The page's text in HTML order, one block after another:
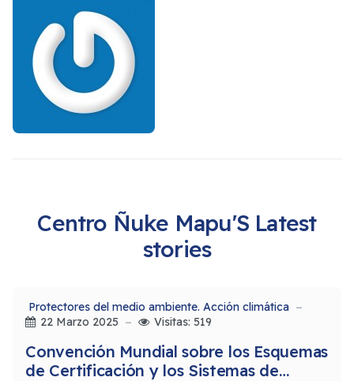
Centro Ñuke Mapu'S Latest
stories
Protectores del medio ambiente. Acción climática
22 Marzo 2025
Visitas: 519
Convención Mundial sobre los Esquemas
de Certificación y los Sistemas de